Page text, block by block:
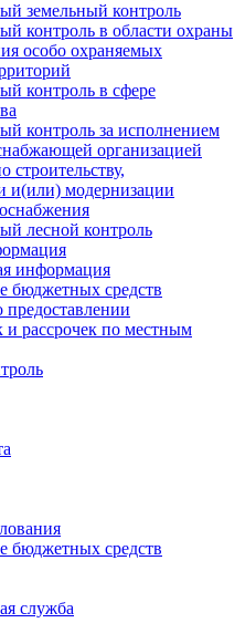
земельный контроль
контроль в области охраны
особо охраняемых
контроль в сфере
контроль за исполнением
организацией
строительству,
и(или) модернизации
лесной контроль
информация
бюджетных средств
и рассрочек по местным
бюджетных средств
служба